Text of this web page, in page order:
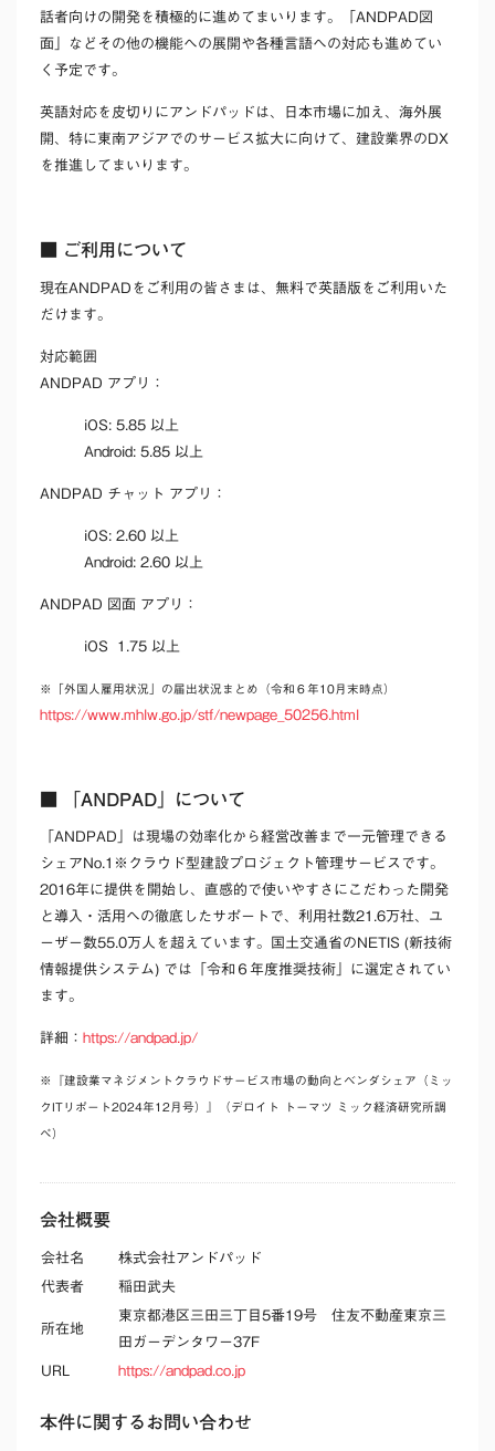
話者向けの開発を積極的に進めてまいります。「ANDPAD図
面」などその他の機能への展開や各種言語への対応も進めてい
く予定です。
英語対応を皮切りにアンドパッドは、日本市場に加え、海外展
開、特に東南アジアでのサービス拡大に向けて、建設業界のDX
を推進してまいります。
■ ご利用について
現在ANDPADをご利用の皆さまは、無料で英語版をご利用いた
だけます。
対応範囲
ANDPAD アプリ：
iOS: 5.85 以上
Android: 5.85 以上
ANDPAD チャット アプリ：
iOS: 2.60 以上
Android: 2.60 以上
ANDPAD 図面 アプリ：
iOS 1.75 以上
※「外国人雇用状況」の届出状況まとめ（令和６年10月末時点）
https://www.mhlw.go.jp/stf/newpage_50256.html
■ 「ANDPAD」について
「ANDPAD」は現場の効率化から経営改善まで一元管理できる
シェアNo.1※クラウド型建設プロジェクト管理サービスです。
2016年に提供を開始し、直感的で使いやすさにこだわった開発
と導入・活用への徹底したサポートで、利用社数21.6万社、ユ
ーザー数55.0万人を超えています。
国土交通省のNETIS (新技術
情報提供システム) では「令和６年度推奨技術」に選定されてい
ます。
詳細： https://andpad.jp/
※『建設業マネジメントクラウドサービス市場の動向とベンダシェア（ミッ
クITリポート2024年12月号）』（デロイト トーマツ ミック経済研究所調
べ）
会社概要
会社名
株式会社アンドパッド
代表者
稲田武夫
所在地
東京都港区三田三丁目5番19号 住友不動産東京三
田ガーデンタワー37F
URL
https://andpad.co.jp
本件に関するお問い合わせ